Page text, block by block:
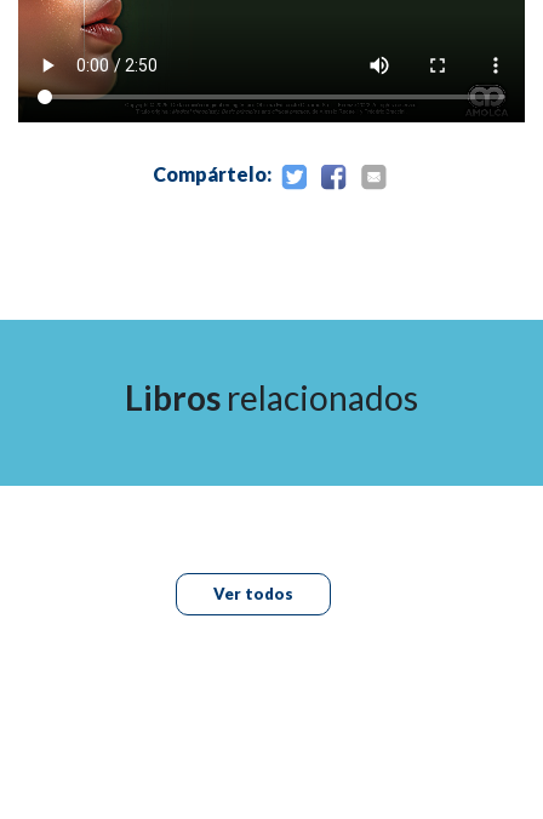
Compártelo:
Capítulo 12 - Aspectos Médico-Legales Y Conclusiones
Libros relacionados
Ver todos